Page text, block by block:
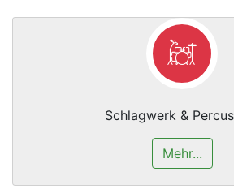
Schlagwerk &
Mehr...